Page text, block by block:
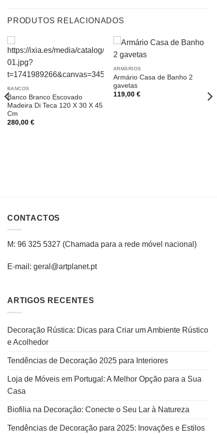
PRODUTOS RELACIONADOS
BANCOS
Banco Branco Escovado
Madeira Di Teca 120 X 30 X 45
Cm
280,00 €
ARMÁRIOS
Armário Casa de Banho 2
gavetas
119,00 €
CONTACTOS
M: 96 325 5327 (Chamada para a rede móvel nacional )
E-mail: geral@artplanet.pt
ARTIGOS RECENTES
Decoração Rústica: Dicas para Criar um Ambiente Rústico
e Acolhedor
Tendências de Decoração 2025 para Interiores
Loja de Móveis em Portugal: A Melhor Opção para a Sua
Casa
Biofilia na Decoração: Conecte o Seu Lar à Natureza
Tendências de Decoração para 2025: Inovações e Estilos